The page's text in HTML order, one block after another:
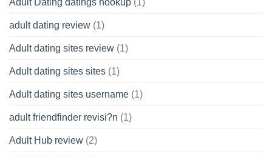
Adult Dating datings hookup (1)
adult dating review (1)
Adult dating sites review (1)
Adult dating sites sites (1)
Adult dating sites username (1)
adult friendfinder revisi?n (1)
Adult Hub review (2)